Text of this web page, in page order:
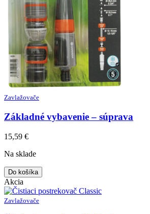
Zavlažovače
Základné vybavenie – súprava
15,59 €
Na sklade
Do košíka
Akcia
Zavlažovače